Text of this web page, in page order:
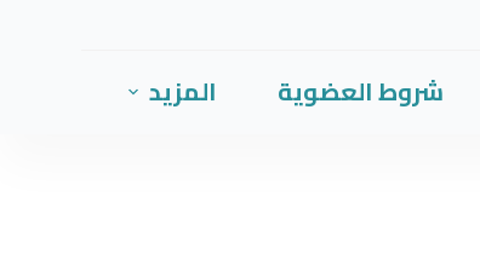
شروط العضوية المزيد